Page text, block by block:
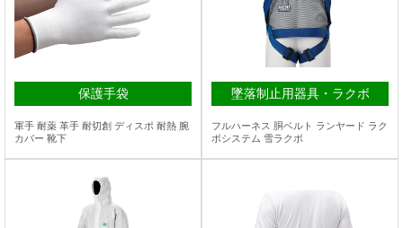
保護手袋
軍手 耐薬 革手 耐切創 ディスポ 耐熱 腕
カバー 靴下
墜落制止用器具・ラクボ
フルハーネス 胴ベルト ランヤード ラク
ボシステム 雪ラクボ